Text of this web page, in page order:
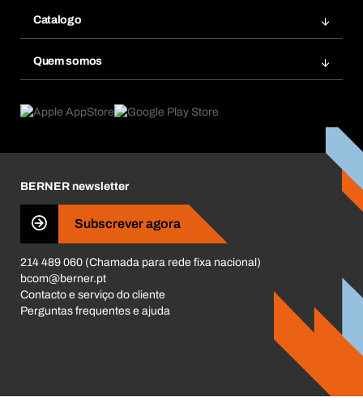
Favoritos
Re-Encomendar
Subscrições
Base Dados Químicos
eProcurement
Guia de Produtos
Catalogo
Quem somos
O que nos move
Business Conduct
BERNER newsletter
Subscrever agora
214 489 060 (Chamada para rede fixa nacional)
bcom@berner.pt
Contacto e serviço do cliente
Perguntas frequentes e ajuda